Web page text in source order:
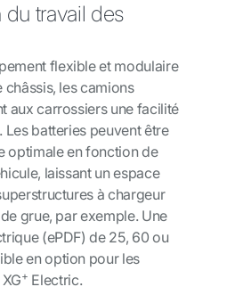
travail des
flexible et modulaire
châssis, les camions
aux carrossiers une facilité
Les batteries peuvent être
optimale en fonction de
laissant un espace
à chargeur
grue, par exemple. Une
(ePDF) de 25, 60 ou
en option pour les
+ Electric.